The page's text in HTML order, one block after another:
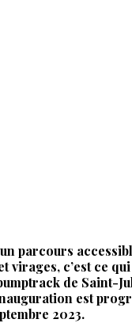
parcours
virages, c’est ce
de Saint-
est
2023.